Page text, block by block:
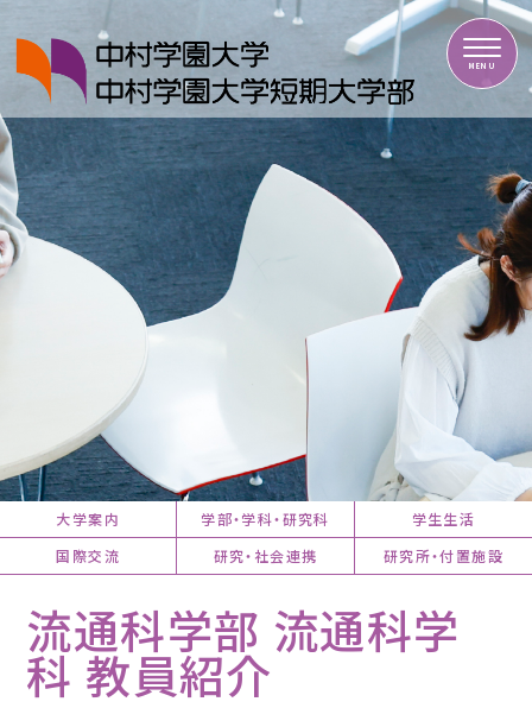
中村学園大学・中村学園大学短期大学部
MENU
大学案内 学部・学科・研究科
学生生活
国際交流
研究・社会連携 研究所・付置施設
流通科学部 流通科学
科 教員紹介